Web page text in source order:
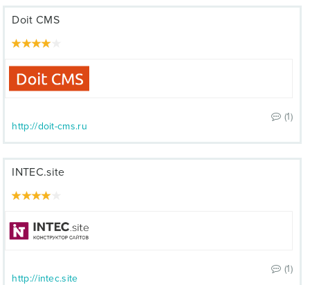
Doit CMS
(1)
http://doit-cms.ru
INTEC.site
(1)
http://intec.site